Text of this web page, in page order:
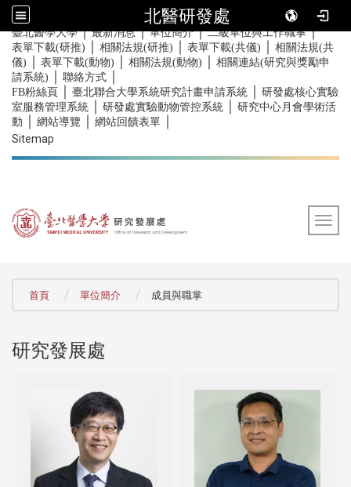
北醫研發處
::: 臺北醫學大學｜最新消息｜單位簡介｜二級單位與工作職掌｜
表單下載(研推) 相關法規(研推) 表單下載(共儀)
相關法規(共
儀)
表單下載(動物) 相關法規(動物)
相關連結(研究與獎勵申
請系統)
聯絡方式
FB粉絲頁 臺北聯合大學系統研究計畫申請系統
研發處核心實驗
室服務管理系統
研發處實驗動物管控系統
研究中心月會學術活
動
網站導覽 網站回饋表單
Sitemap
首頁 單位簡介 成員與職掌
研究發展處